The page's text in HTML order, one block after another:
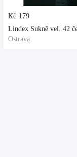
Kč 179
Lindex Sukně vel. 42
Ostrava